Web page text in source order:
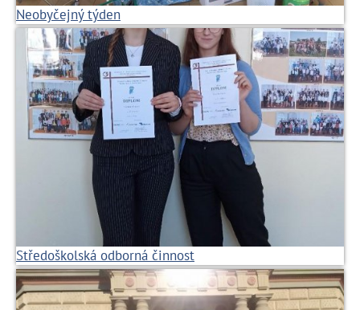
Neobyčejný týden
Středoškolská odborná činnost